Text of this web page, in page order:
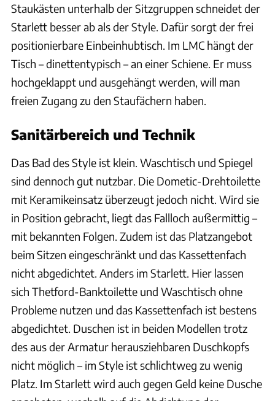
Staukästen unterhalb der Sitzgruppen schneidet der
Starlett besser ab als der Style. Dafür sorgt der frei
positionierbare Einbeinhubtisch. Im LMC hängt der
Tisch – dinettentypisch – an einer Schiene. Er muss
hochgeklappt und ausgehängt werden, will man
freien Zugang zu den Staufächern haben.
Sanitärbereich und Technik
Das Bad des Style ist klein. Waschtisch und Spiegel
sind dennoch gut nutzbar. Die Dometic-Drehtoilette
mit Keramikeinsatz überzeugt jedoch nicht. Wird sie
in Position gebracht, liegt das Fallloch außermittig –
mit bekannten Folgen. Zudem ist das Platzangebot
beim Sitzen eingeschränkt und das Kassettenfach
nicht abgedichtet. Anders im Starlett. Hier lassen
sich Thetford-Banktoilette und Waschtisch ohne
Probleme nutzen und das Kassettenfach ist bestens
abgedichtet. Duschen ist in beiden Modellen trotz
des aus der Armatur herausziehbaren Duschkopfs
nicht möglich – im Style ist schlichtweg zu wenig
Platz. Im Starlett wird auch gegen Geld keine Dusche